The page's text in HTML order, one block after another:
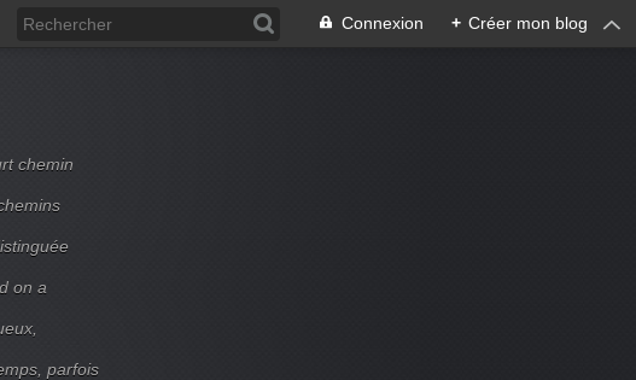
Connexion + Créer mon blog
chemin
on a
parfois